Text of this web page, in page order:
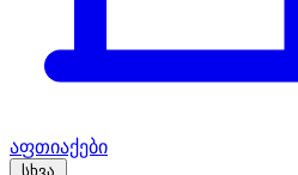
აფთიაქები
სხვა